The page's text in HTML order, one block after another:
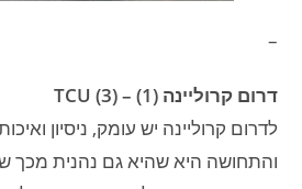
–
דרום קרוליינה (1) – TCU (3)
לדרום קרוליינה יש עומק, ניסיון
והתחושה היא שהיא גם נהנית מכך